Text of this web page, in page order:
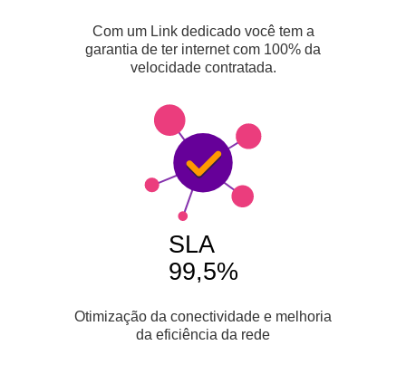
Com um Link dedicado você tem a
garantia de ter internet com 100% da
velocidade contratada.
SLA
99,5%
Otimização da conectividade e melhoria
da eficiência da rede